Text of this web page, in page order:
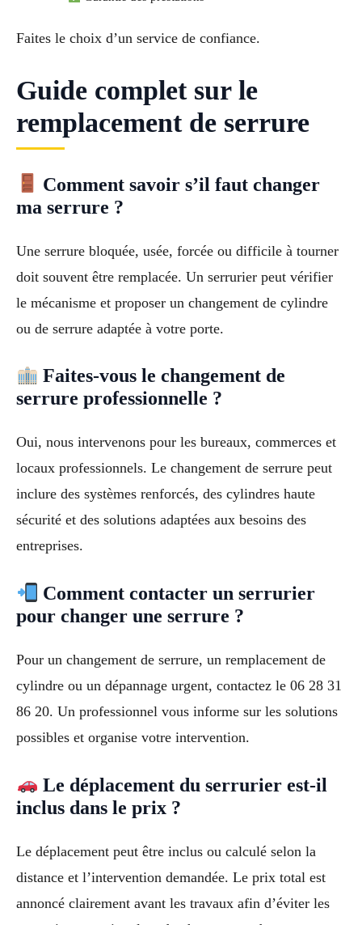
Faites le choix d’un service de confiance.
Guide complet sur le
remplacement de serrure
Comment savoir s’il faut changer
ma serrure ?
Une serrure bloquée, usée, forcée ou difficile à tourner
doit souvent être remplacée. Un serrurier peut vérifier
le mécanisme et proposer un changement de cylindre
ou de serrure adaptée à votre porte.
Faites-vous le changement de
serrure professionnelle ?
Oui, nous intervenons pour les bureaux, commerces et
locaux professionnels. Le changement de serrure peut
inclure des systèmes renforcés, des cylindres haute
sécurité et des solutions adaptées aux besoins des
entreprises.
Comment contacter un serrurier
pour changer une serrure ?
Pour un changement de serrure, un remplacement de
cylindre ou un dépannage urgent, contactez le 06 28 31
86 20. Un professionnel vous informe sur les solutions
possibles et organise votre intervention.
Le déplacement du serrurier est-il
inclus dans le prix ?
Le déplacement peut être inclus ou calculé selon la
distance et l’intervention demandée. Le prix total est
annoncé clairement avant les travaux afin d’éviter les